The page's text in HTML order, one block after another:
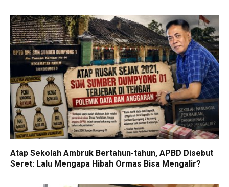
Atap Sekolah Ambruk Bertahun-tahun, APBD Disebut
Seret: Lalu Mengapa Hibah Ormas Bisa Mengalir?